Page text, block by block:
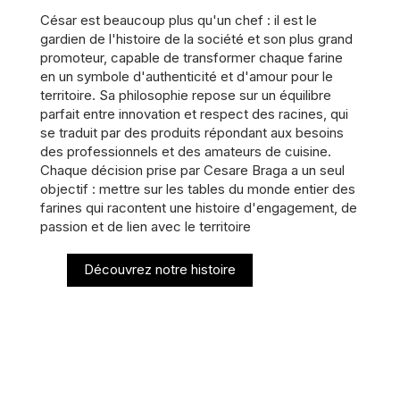
César est beaucoup plus qu'un chef : il est le
gardien de l'histoire de la société et son plus grand
promoteur, capable de transformer chaque farine
en un symbole d'authenticité et d'amour pour le
territoire. Sa philosophie repose sur un équilibre
parfait entre innovation et respect des racines, qui
se traduit par des produits répondant aux besoins
des professionnels et des amateurs de cuisine.
Chaque décision prise par Cesare Braga a un seul
objectif : mettre sur les tables du monde entier des
farines qui racontent une histoire d'engagement, de
passion et de lien avec le territoire
Découvrez notre histoire